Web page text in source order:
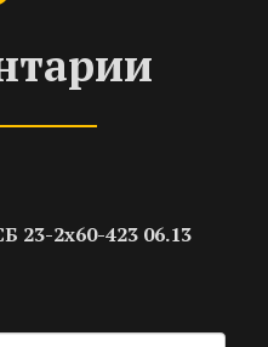
2х60-423 06.13